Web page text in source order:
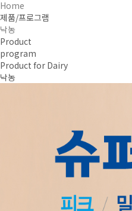
Home
제품/프로그램
낙농
Product
program
Product for Dairy
낙농